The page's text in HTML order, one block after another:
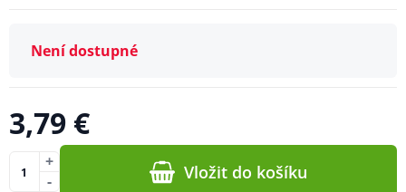
Není dostupné
3,79 €
-
+ Vložit do košíku